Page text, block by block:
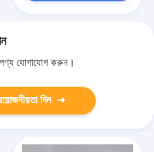
পণ্য যোগাযোগ করুন।
দিন